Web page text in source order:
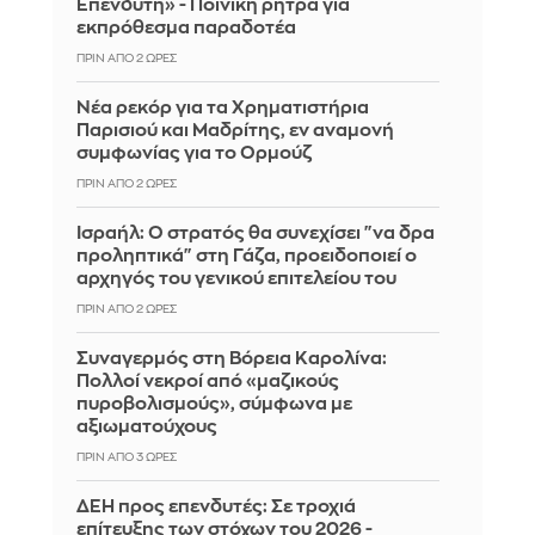
Επενδυτή» - Ποινική ρήτρα για
εκπρόθεσμα παραδοτέα
ΠΡΙΝ ΑΠΌ 2 ΏΡΕΣ
Νέα ρεκόρ για τα Χρηματιστήρια
Παρισιού και Μαδρίτης, εν αναμονή
συμφωνίας για το Ορμούζ
ΠΡΙΝ ΑΠΌ 2 ΏΡΕΣ
Ισραήλ: Ο στρατός θα συνεχίσει "να δρα
προληπτικά" στη Γάζα, προειδοποιεί ο
αρχηγός του γενικού επιτελείου του
ΠΡΙΝ ΑΠΌ 2 ΏΡΕΣ
Συναγερμός στη Βόρεια Καρολίνα:
Πολλοί νεκροί από «μαζικούς
πυροβολισμούς», σύμφωνα με
αξιωματούχους
ΠΡΙΝ ΑΠΌ 3 ΏΡΕΣ
ΔΕΗ προς επενδυτές: Σε τροχιά
επίτευξης των στόχων του 2026 -